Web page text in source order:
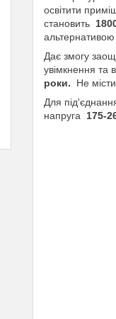
освітити
становить
Дає змогу
увімкнення та
роки.
Не
Для
напруга 175-